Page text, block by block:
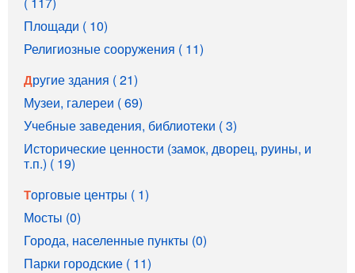
Площади ( 10)
Религиозные сооружения ( 11)
Другие здания ( 21)
Музеи, галереи ( 69)
Учебные заведения, библиотеки ( 3)
Исторические ценности (замок, дворец, руины, и
т.п.) ( 19)
Торговые центры ( 1)
Мосты (0)
Города, населенные пункты (0)
Парки городские ( 11)